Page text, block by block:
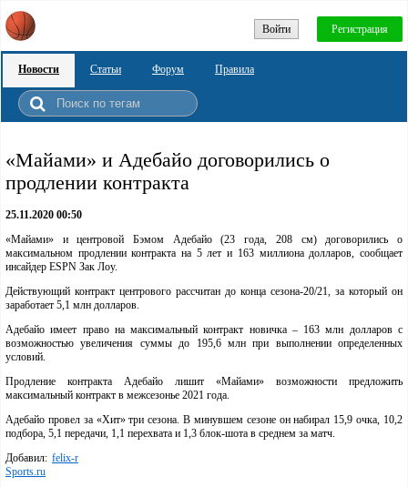
Войти Регистрация
Новости Статьи Форум Правила
«Майами» и Адебайо договорились о
продлении контракта
25.11.2020 00:50
«Майами» и центровой Бэмом Адебайо (23 года, 208 см) договорились о
максимальном продлении контракта на 5 лет и 163 миллиона долларов, сообщает
инсайдер ESPN Зак Лоу.
Действующий контракт центрового рассчитан до конца сезона-20/21, за который он
заработает 5,1 млн долларов.
Адебайо имеет право на максимальный контракт новичка – 163 млн долларов с
возможностью увеличения суммы до 195,6 млн при выполнении определенных
условий.
Продление контракта Адебайо лишит «Майами» возможности предложить
максимальный контракт в межсезонье 2021 года.
Адебайо провел за «Хит» три сезона. В минувшем сезоне он набирал 15,9 очка, 10,2
подбора, 5,1 передачи, 1,1 перехвата и 1,3 блок-шота в среднем за матч.
Добавил: felix-r
Sports.ru